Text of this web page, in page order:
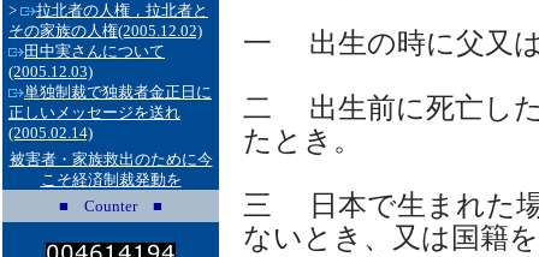
>
拉北者の人権，拉北者と
その家族の人権(2005.12.02)
田中実さんについて
(2005.12.03)
単独制裁で独裁者金正日に
正しいメッセージを送れ
(2005.02.14)
被害者・家族救出のために今
こそ経済制裁発動を
■ Counter ■
一 出生の時に父又
二 出生前に死亡し
たとき。
三 日本で生まれた
ないとき、又は国籍